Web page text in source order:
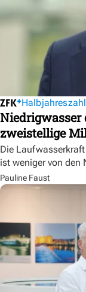
Niedrigwasser
zweistellige
Die
ist weniger von den
Pauline Faust